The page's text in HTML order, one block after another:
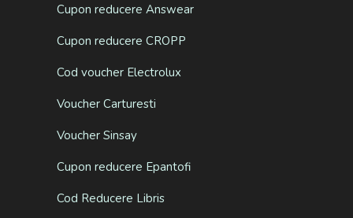
Cupon reducere Answear
Cupon reducere CROPP
Cod voucher Electrolux
Voucher Carturesti
Voucher Sinsay
Cupon reducere Epantofi
Cod Reducere Libris